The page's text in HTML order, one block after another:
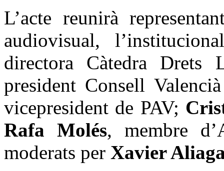
L’acte reunirà
audiovisual,
directora Càtedra Drets
president Consell
vicepresident de PAV;
Rafa Molés, membre
moderats per Xavier